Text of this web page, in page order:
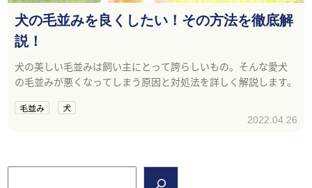
犬の毛並みを良くしたい！その方法を徹底解
説！
犬の美しい毛並みは飼い主にとって誇らしいもの。そんな愛犬
の毛並みが悪くなってしまう原因と対処法を詳しく解説します。
毛並み 犬
2022.04.26
検索